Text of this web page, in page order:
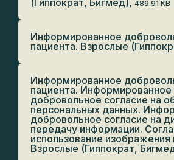
(Гиппократ, Бигмед), 489.91 KB
Информированное
пациента. Взрослые
Информированное
пациента. Информированное
добровольное согласие на
персональных данных.
добровольное согласие на
передачу информации.
использование изображения
Взрослые (Гиппократ,